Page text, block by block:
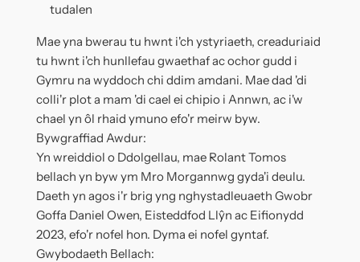
tudalen
Mae yna bwerau tu hwnt i'ch ystyriaeth, creaduriaid
tu hwnt i'ch hunllefau gwaethaf ac ochor gudd i
Gymru na wyddoch chi ddim amdani. Mae dad 'di
colli'r plot a mam 'di cael ei chipio i Annwn, ac i'w
chael yn ôl rhaid ymuno efo'r meirw byw.
Bywgraffiad Awdur:
Yn wreiddiol o Ddolgellau, mae Rolant Tomos
bellach yn byw ym Mro Morgannwg gyda'i deulu.
Daeth yn agos i'r brig yng nghystadleuaeth Gwobr
Goffa Daniel Owen, Eisteddfod Llŷn ac Eifionydd
2023, efo'r nofel hon. Dyma ei nofel gyntaf.
Gwybodaeth Bellach: